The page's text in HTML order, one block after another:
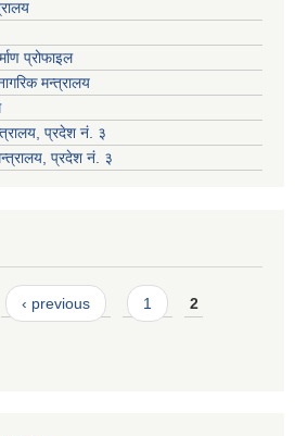
प्रोफाइल
मन्त्रालय
प्रदेश नं. ३
प्रदेश नं. ३
‹ previous 1 2